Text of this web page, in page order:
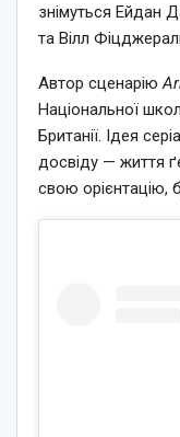
знімуться Ейдан
та Вілл
Автор сценарію
Національної
Британії. Ідея
досвіду — життя
свою орієнтацію,